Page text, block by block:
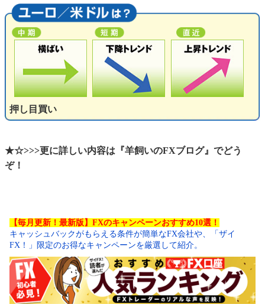
押し目買い
★☆>>>更に詳しい内容は『羊飼いのFXブログ』でどう
ぞ！
【毎月更新！最新版】FXのキャンペーンおすすめ10選！
キャッシュバックがもらえる条件が簡単なFX会社や、「ザイ
FX！」限定のお得なキャンペーンを厳選して紹介。